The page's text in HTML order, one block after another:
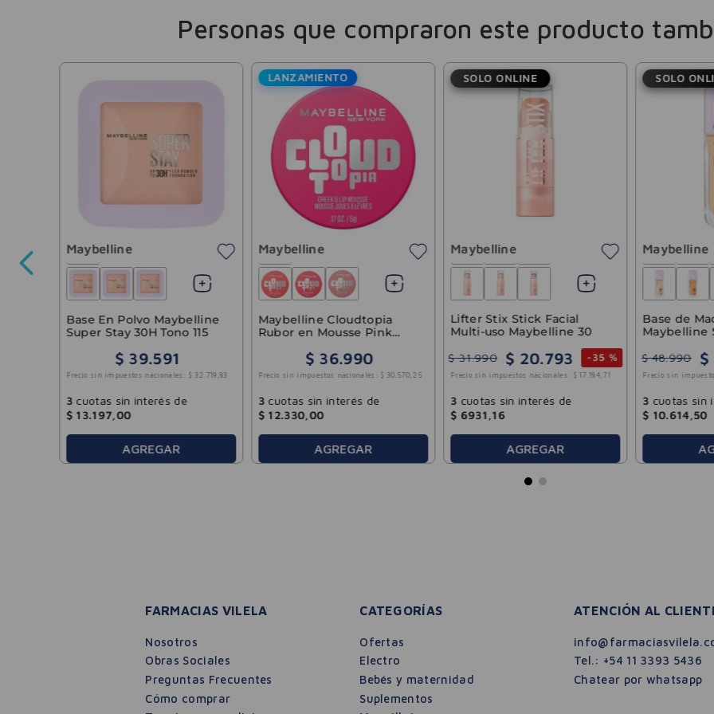
Personas que compraron este producto
Maybelline
Base En Polvo Maybelline
Super Stay 30H Tono 115
$ 39.591
Precio sin impuestos nacionales: $ 32 719 ,83
3 cuotas sin interés de
$ 13.197, 00
AGREGAR
LANZAMIENTO
Maybelline
Maybelline Cloudtopia
Rubor en Mousse Pink
$ 36.990
Precio sin impuestos nacionales: $ 30 570 25
3 cuotas sin interés de
$ 12.330, 00
AGREGAR
SOLO ONLINE
Maybelline
Lifter Stix Stick Facial
Multi-uso Maybelline 30
$ 31.990 $ 20.793 -35 %
Precio sin impuestos nacionales: $ 17 .184, 71
3 cuotas sin interés de
$ 6931 16
AGREGAR
SOLO
Maybelline
Base de
Maybelline
$ 48.990 $
Precio sin
3 cuotas sin
$ 10.614, 50
FARMACIAS VILELA
Nosotros
Obras Sociales
Preguntas Frecuentes
Cómo comprar
CATEGORÍAS
Ofertas
Electro
Bebés y maternidad
Suplementos
ATENCIÓN AL
Tel.: +54 11 3393 5436
Chatear por whatsapp